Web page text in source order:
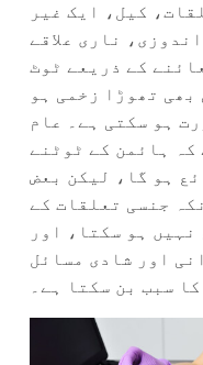
کیل، ایک غیر
ناری علاقے
کے ذریعے ٹوٹ
تھوڑا زخمی ہو
ہو سکتی ہے۔ عام
کہ ہائمن کے ٹوٹنے
ہو گا، لیکن بعض
جنسی تعلقات کے
ہو سکتا، اور
اور شادی مسائل
کا سبب بن سکتا ہے۔